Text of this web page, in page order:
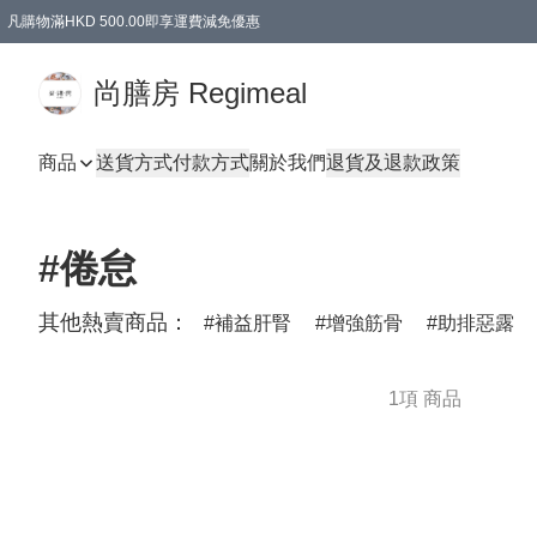
凡購物滿HKD 500.00即享運費減免優惠
尚膳房 Regimeal
商品 送貨方式付款方式關於我們退貨及退款政策
#倦怠
其他熱賣商品： 補益肝腎 增強筋骨 助排惡露
1項 商品